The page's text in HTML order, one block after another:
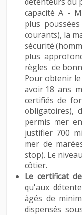
détenteurs du
capacité A -
plus
courants), la
sécurité
plus
règles de
Pour obtenir
avoir 18 ans
certifiés de
obligatoires),
permis mer
justifier 700
mer de
stop). Le
côtier.
Le certificat
qu'aux
âgés de
dispensés